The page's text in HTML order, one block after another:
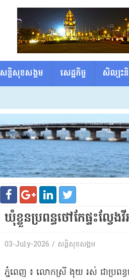
សន្តិសុខសង្គម សេដ្ឋកិច្ច សិល្បះនិ
ឃុំខ្លួនប្រពន្ធថៅកែផ្ទះល្
03-July-2026 / សន្តិសុខសង្គម
ភ្នំពេញ ៖ លោកស្រី ងុ​យ រស់ ជា​ប្រពន្ធ​